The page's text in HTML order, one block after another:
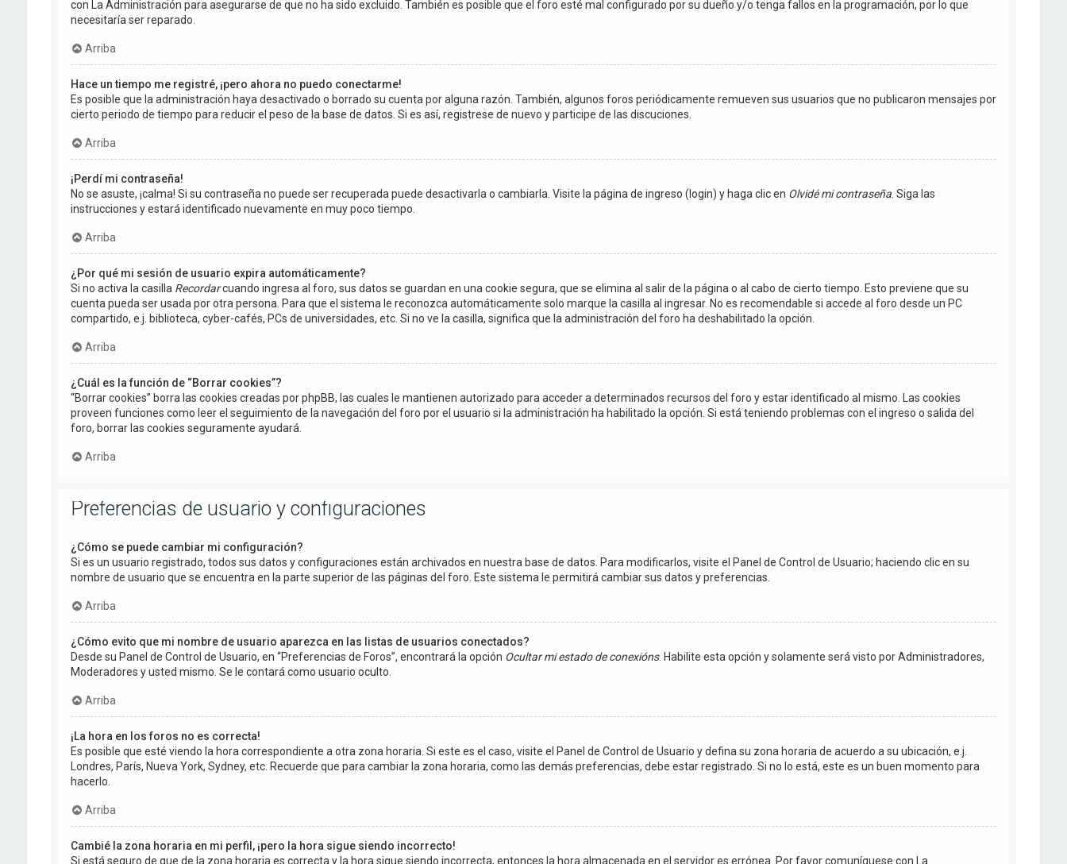
con La Administración para asegurarse de que no ha sido excluido. También es posible que el foro esté mal configurado por su dueño y/o tenga fallos en la programación, por lo que
necesitaría ser reparado.
Arriba
Hace un tiempo me registré, ¡pero ahora no puedo conectarme!
Es posible que la administración haya desactivado o borrado su cuenta por alguna razón. También, algunos foros periódicamente remueven sus usuarios que no publicaron mensajes por
cierto periodo de tiempo para reducir el peso de la base de datos. Si es así, registrese de nuevo y participe de las discuciones.
Arriba
¡Perdí mi contraseña!
No se asuste, ¡calma! Si su contraseña no puede ser recuperada puede desactivarla o cambiarla. Visite la página de ingreso (login) y haga clic en Olvidé mi contraseña. Siga las
instrucciones y estará identificado nuevamente en muy poco tiempo.
Arriba
¿Por qué mi sesión de usuario expira automáticamente?
Si no activa la casilla Recordarcuando ingresa al foro, sus datos se guardan en una cookie segura, que se elimina al salir de la página o al cabo de cierto tiempo. Esto previene que su
cuenta pueda ser usada por otra persona. Para que el sistema le reconozca automáticamente solo marque la casilla al ingresar. No es recomendable si accede al foro desde un PC
compartido, e.j. biblioteca, cyber-cafés, PCs de universidades, etc. Si no ve la casilla, significa que la administración del foro ha deshabilitado la opción.
Arriba
¿Cuál es la función de “Borrar cookies”?
“Borrar cookies” borra las cookies creadas por phpBB, las cuales le mantienen autorizado para acceder a determinados recursos del foro y estar identificado al mismo. Las cookies
proveen funciones como leer el seguimiento de la navegación del foro por el usuario si la administración ha habilitado la opción. Si está teniendo problemas con el ingreso o salida del
foro, borrar las cookies seguramente ayudará.
Arriba
Preferencias de usuario y configuraciones
¿Cómo se puede cambiar mi configuración?
Si es un usuario registrado, todos sus datos y configuraciones están archivados en nuestra base de datos. Para modificarlos, visite el Panel de Control de Usuario; haciendo clic en su
nombre de usuario que se encuentra en la parte superior de las páginas del foro. Este sistema le permitirá cambiar sus datos y preferencias.
Arriba
¿Cómo evito que mi nombre de usuario aparezca en las listas de usuarios conectados?
Desde su Panel de Control de Usuario, en “Preferencias de Foros”, encontrará la opción Ocultar mi estado de conexións. Habilite esta opción y solamente será visto por Administradores,
Moderadores y usted mismo. Se le contará como usuario oculto.
Arriba
¡La hora en los foros no es correcta!
Es posible que esté viendo la hora correspondiente a otra zona horaria. Si este es el caso, visite el Panel de Control de Usuario y defina su zona horaria de acuerdo a su ubicación, e.j.
Londres, París, Nueva York, Sydney, etc. Recuerde que para cambiar la zona horaria, como las demás preferencias, debe estar registrado. Si no lo está, este es un buen momento para
hacerlo.
Arriba
Cambié la zona horaria en mi perfil, ¡pero la hora sigue siendo incorrecto!
Si está seguro de que de la zona horaria es correcta y la hora sigue siendo incorrecta, entonces la hora almacenada en el servidor es errónea. Por favor comuníquese con La